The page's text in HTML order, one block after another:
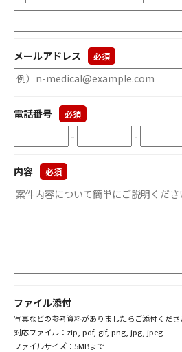
メールアドレス 必須
電話番号 必須
- -
内容 必須
ファイル添付
写真などの参考資料がありましたらご添付くださ
対応ファイル：zip, pdf, gif, png, jpg, jpeg
ファイルサイズ：5MBまで